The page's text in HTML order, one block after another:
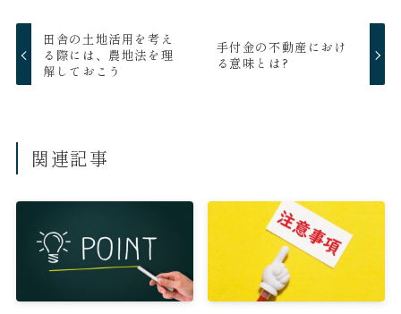
田舎の土地活用を考え
る際には、農地法を理
解しておこう
手付金の不動産におけ
る意味とは?
関連記事